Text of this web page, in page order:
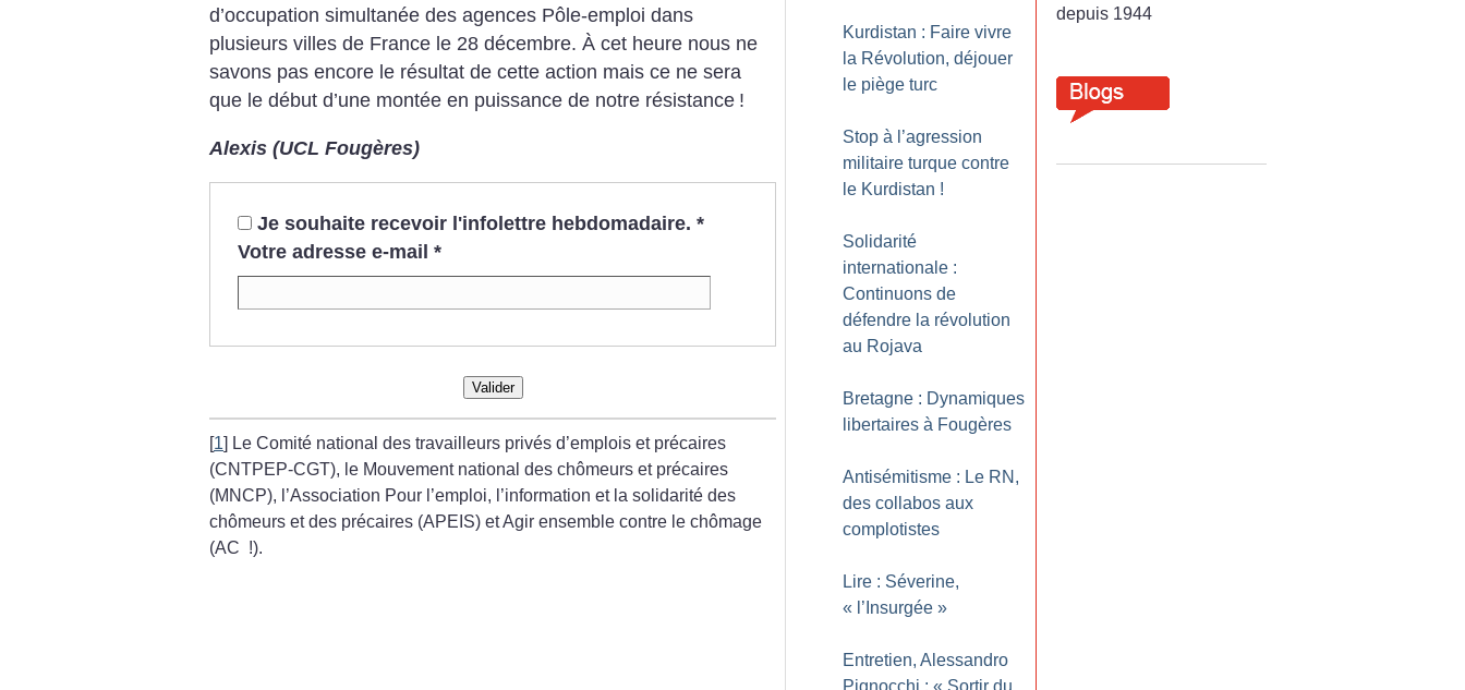
d’occupation simultanée des agences Pôle-emploi dans
plusieurs villes de France le 28 décembre. À cet heure nous ne
savons pas encore le résultat de cette action mais ce ne sera
que le début d’une montée en puissance de notre résistance !
Alexis (UCL Fougères)
Je souhaite recevoir l'infolettre hebdomadaire. *
Votre adresse e-mail *
Valider
[1] Le Comité national des travailleurs privés d’emplois et précaires
(CNTPEP-CGT), le Mouvement national des chômeurs et précaires
(MNCP), l’Association Pour l’emploi, l’information et la solidarité des
chômeurs et des précaires (APEIS) et Agir ensemble contre le chômage
(AC !).
Kurdistan : Faire vivre
la Révolution, déjouer
le piège turc
Stop à l’agression
militaire turque contre
le Kurdistan !
Solidarité
internationale :
Continuons de
défendre la révolution
au Rojava
Bretagne : Dynamiques
libertaires à Fougères
Antisémitisme : Le RN,
des collabos aux
complotistes
Lire : Séverine,
« l’Insurgée »
Entretien, Alessandro
Pignocchi : « Sortir du
depuis 1944